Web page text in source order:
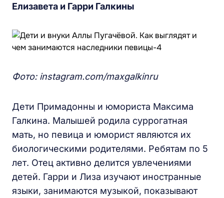
Елизавета и Гарри Галкины
Фото: instagram.com/maxgalkinru
Дети Примадонны и юмориста Максима
Галкина. Малышей родила суррогатная
мать, но певица и юморист являются их
биологическими родителями. Ребятам по 5
лет. Отец активно делится увлечениями
детей. Гарри и Лиза изучают иностранные
языки, занимаются музыкой, показывают